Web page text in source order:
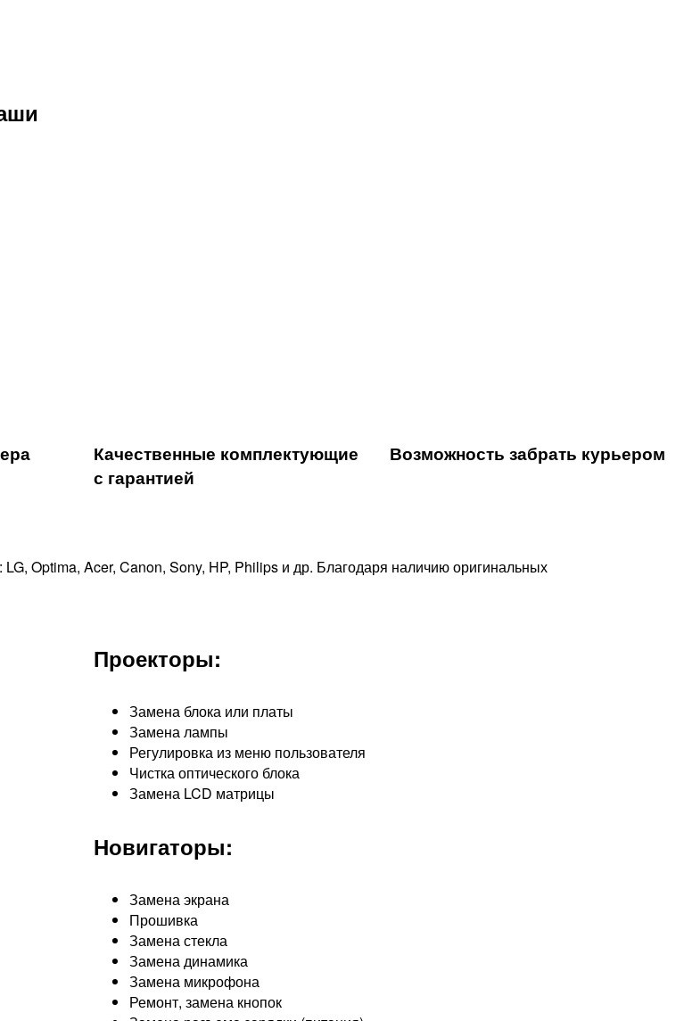
Качественные комплектующие
с гарантией
Возможность забрать курьером
Optima, Acer, Canon, Sony, HP, Philips и др. Благодаря наличию оригинальных
Проекторы:
Замена блока или платы
Замена лампы
Регулировка из меню пользователя
Чистка оптического блока
Замена LCD матрицы
Новигаторы:
Замена экрана
Прошивка
Замена стекла
Замена динамика
Замена микрофона
Ремонт, замена кнопок